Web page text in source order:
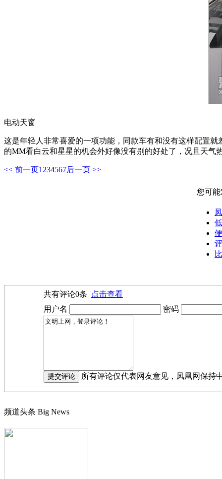
电动天窗
这是年轻人非常喜爱的一项功能，同款车有和没有这样配置
的MM看白云和星星的机会外好像没有别的好处了，况且天气
<< 前一页1 234567后一页 >>
您可
共有评论0条
点击查看
用户名
密码
所有评论仅代表网友意见，凤凰网保持
频道头条 Big News